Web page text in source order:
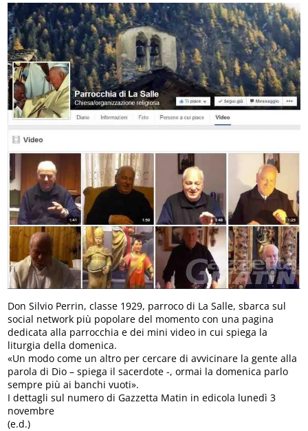
Don Silvio Perrin, classe 1929, parroco di La Salle, sbarca sul
social network più popolare del momento con una pagina
dedicata alla parrocchia e dei mini video in cui spiega la
liturgia della domenica.
«Un modo come un altro per cercare di avvicinare la gente alla
parola di Dio – spiega il sacerdote -, ormai la domenica parlo
sempre più ai banchi vuoti».
I dettagli sul numero di Gazzetta Matin in edicola lunedì 3
novembre
(e.d.)